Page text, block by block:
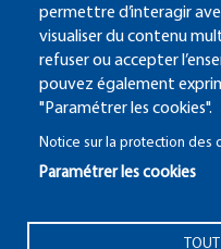
permettre d’interagir
visualiser du contenu
refuser ou accepter
pouvez également
"Paramétrer les cookies".
Notice sur la protection des
Paramétrer les cookies
IFP School - 232
ALUMNI SITE